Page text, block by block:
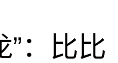
”：比比